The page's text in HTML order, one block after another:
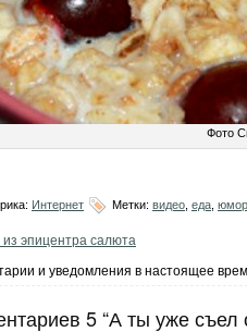
Фото
Интернет Метки: видео еда юмор
эпицентра салюта
и уведомления в настоящее
5 “А ты уже съел